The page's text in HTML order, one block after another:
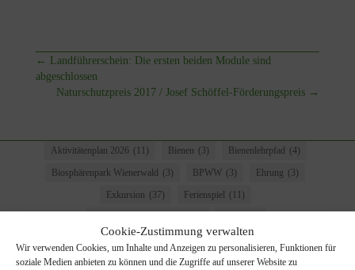
Cookie-Zustimmung verwalten
Wir verwenden Cookies, um Inhalte und Anzeigen zu personalisieren, Funktionen für
soziale Medien anbieten zu können und die Zugriffe auf unserer Website zu
←
Landführerschein: Die ersten beiden Module sind
abgeschlossen
Naturschutzpreis 2017 / Josef Schöffel-Förderungspreis →
Aktivitätenplan 2026 (11) Bienen (3) Bienenlehrpfad
(4)
Biosphärenpark Wienerwald
(3) BPWW (3) Ehrung (3)
Exkursion (37) Ferienspiel
(11)
LandFUE(h)Rerschein
Malen (11) Malkurs (3) Müll (9) Nisthilfe (8)